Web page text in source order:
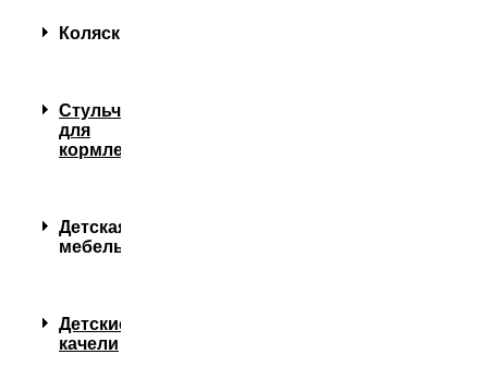
Коляски
Стульчики
для
кормления
Детская
мебель
Детские
качели